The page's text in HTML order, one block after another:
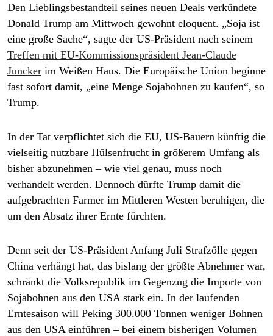
abo
genossenschaft
epaper login
Den Lieblingsbestandteil seines neuen Deals verkündete
Donald Trump am Mittwoch gewohnt eloquent. „Soja ist
eine große Sache“, sagte der US-Präsident nach seinem
Treffen mit EU-Kommissionspräsident Jean-Claude
Juncker im Weißen Haus. Die Europäische Union beginne
fast sofort damit, „eine Menge Sojabohnen zu kaufen“, so
Trump.
In der Tat verpflichtet sich die EU, US-Bauern künftig die
vielseitig nutzbare Hülsenfrucht in größerem Umfang als
bisher abzunehmen – wie viel genau, muss noch
verhandelt werden. Dennoch dürfte Trump damit die
aufgebrachten Farmer im Mittleren Westen beruhigen, die
um den Absatz ihrer Ernte fürchten.
Denn seit der US-Präsident Anfang Juli Strafzölle gegen
China verhängt hat, das bislang der größte Abnehmer war,
schränkt die Volksrepublik im Gegenzug die Importe von
Sojabohnen aus den USA stark ein. In der laufenden
Erntesaison will Peking 300.000 Tonnen weniger Bohnen
aus den USA einführen – bei einem bisherigen Volumen